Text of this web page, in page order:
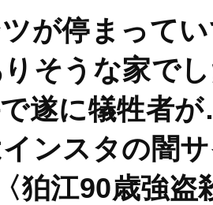
ツが停まって
そうな家で
遂に犠牲者
ンスタの闇
狛江90歳強盗